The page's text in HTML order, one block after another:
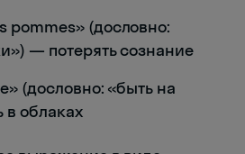
pommes» (дословно:
— потерять сознание
(дословно: «быть на
в облаках